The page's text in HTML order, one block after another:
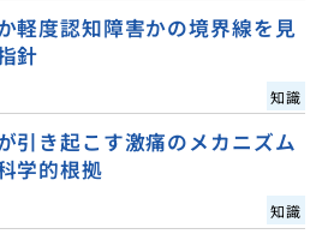
軽度認知障害かの境界線を見
針
知識
引き起こす激痛のメカニズム
学的根拠
知識